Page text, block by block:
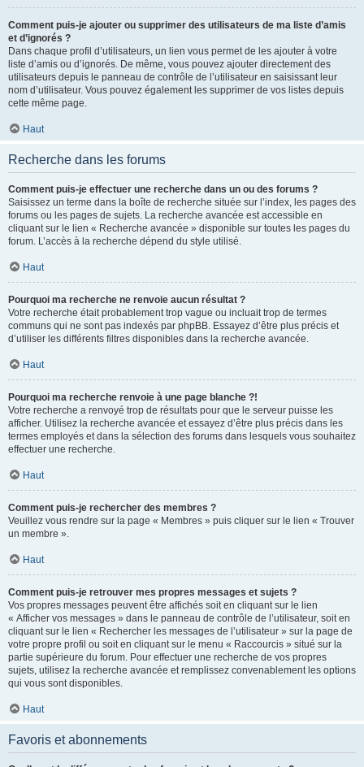
Comment puis-je ajouter ou supprimer des utilisateurs de ma liste d’amis
et d’ignorés ?
Dans chaque profil d’utilisateurs, un lien vous permet de les ajouter à votre
liste d’amis ou d’ignorés. De même, vous pouvez ajouter directement des
utilisateurs depuis le panneau de contrôle de l’utilisateur en saisissant leur
nom d’utilisateur. Vous pouvez également les supprimer de vos listes depuis
cette même page.
Haut
Recherche dans les forums
Comment puis-je effectuer une recherche dans un ou des forums ?
Saisissez un terme dans la boîte de recherche située sur l’index, les pages des
forums ou les pages de sujets. La recherche avancée est accessible en
cliquant sur le lien « Recherche avancée » disponible sur toutes les pages du
forum. L’accès à la recherche dépend du style utilisé.
Haut
Pourquoi ma recherche ne renvoie aucun résultat ?
Votre recherche était probablement trop vague ou incluait trop de termes
communs qui ne sont pas indexés par phpBB. Essayez d’être plus précis et
d’utiliser les différents filtres disponibles dans la recherche avancée.
Haut
Pourquoi ma recherche renvoie à une page blanche ?!
Votre recherche a renvoyé trop de résultats pour que le serveur puisse les
afficher. Utilisez la recherche avancée et essayez d’être plus précis dans les
termes employés et dans la sélection des forums dans lesquels vous souhaitez
effectuer une recherche.
Haut
Comment puis-je rechercher des membres ?
Veuillez vous rendre sur la page « Membres » puis cliquer sur le lien « Trouver
un membre ».
Haut
Comment puis-je retrouver mes propres messages et sujets ?
Vos propres messages peuvent être affichés soit en cliquant sur le lien
« Afficher vos messages » dans le panneau de contrôle de l’utilisateur, soit en
cliquant sur le lien « Rechercher les messages de l’utilisateur » sur la page de
votre propre profil ou soit en cliquant sur le menu « Raccourcis » situé sur la
partie supérieure du forum. Pour effectuer une recherche de vos propres
sujets, utilisez la recherche avancée et remplissez convenablement les options
qui vous sont disponibles.
Haut
Favoris et abonnements